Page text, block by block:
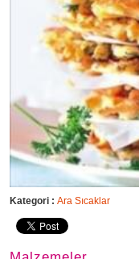
Kategori : Ara Sıcaklar